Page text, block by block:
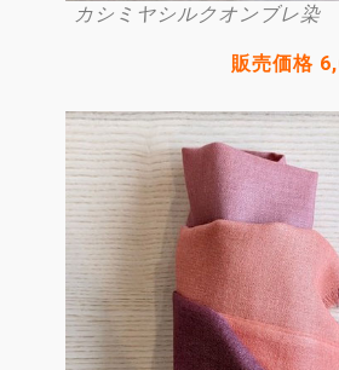
カシミヤシルクオンブレ
販売価格